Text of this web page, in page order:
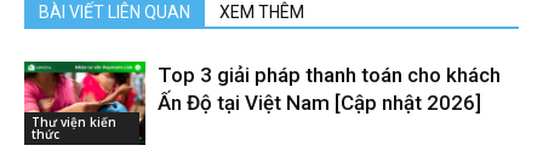
BÀI VIẾT LIÊN QUAN XEM THÊM
Thư viện kiến
thức
Top 3 giải pháp thanh toán cho khách
Ấn Độ tại Việt Nam [Cập nhật 2026]